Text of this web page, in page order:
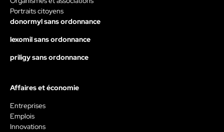
Portraits citoyens
donormyl sans ordonnance
lexomil sans ordonnance
priligy sans ordonnance
Affaires et économie
Entreprises
Emplois
Innovations